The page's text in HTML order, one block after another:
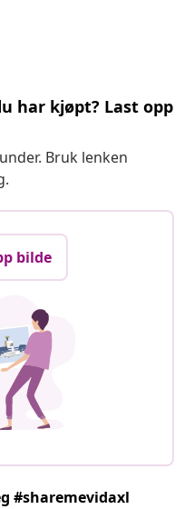
har kjøpt? Last opp
Bruk lenken
bilde
#sharemevidaxl